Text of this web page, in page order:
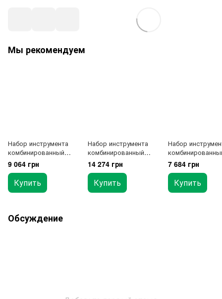
Мы рекомендуем
Набор инструмента
комбинированный
80ед. TOPTUL
GCAI8002
9 064 грн
Купить
Набор инструмента
комбинированный
150ед. TOPTUL
GCAI150R
14 274 грн
Купить
Набор
106ед. TOPTUL
GCAI106B
7 684 грн
Купить
Обсуждение